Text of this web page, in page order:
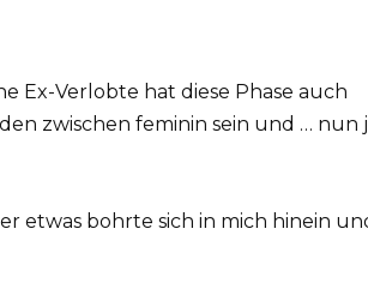
Ex-Verlobte hat diese Phase auch
zwischen feminin sein und … nun
etwas bohrte sich in mich hinein